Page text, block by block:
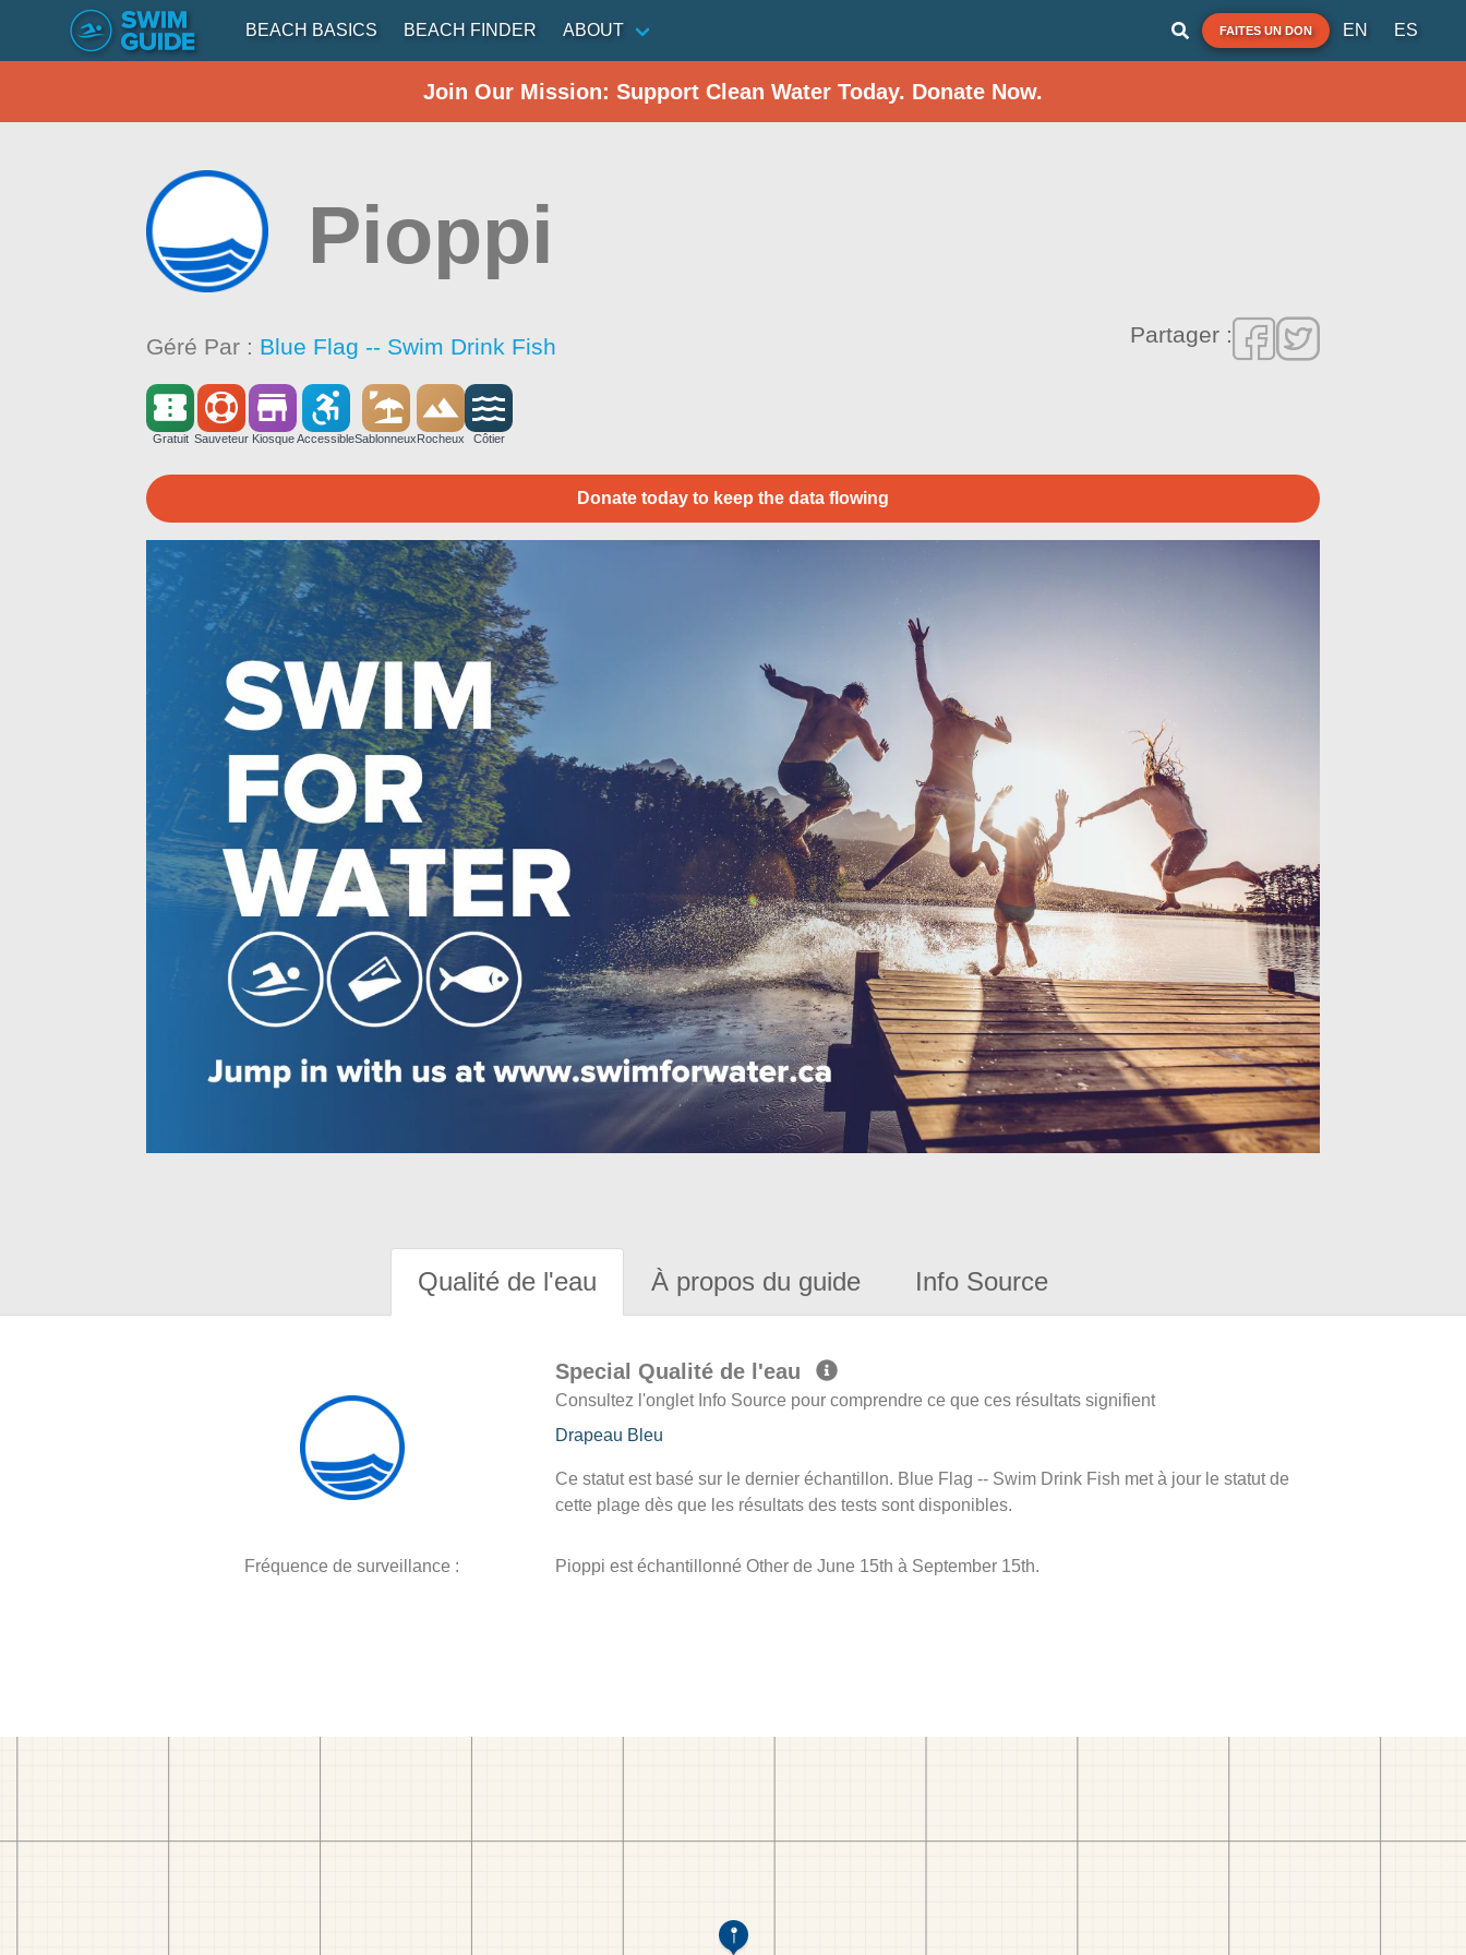
BEACH BASICS BEACH FINDER ABOUT FAITES UN DON EN ES
Join Our Mission: Support Clean Water Today. Donate Now.
Pioppi
Géré Par : Blue Flag -- Swim Drink Fish Partager :
Gratuit Sauveteur Kiosque AccessibleSablonneuxRocheux Côtier
Donate today to keep the data flowing
Qualité de l'eau À propos du guide Info Source
Special Qualité de l'eau
Consultez l'onglet Info Source pour comprendre ce que ces résultats signifient
Drapeau Bleu
Ce statut est basé sur le dernier échantillon. Blue Flag -- Swim Drink Fish met à jour le statut de
cette plage dès que les résultats des tests sont disponibles.
Fréquence de surveillance : Pioppi est échantillonné Other de June 15th à September 15th.